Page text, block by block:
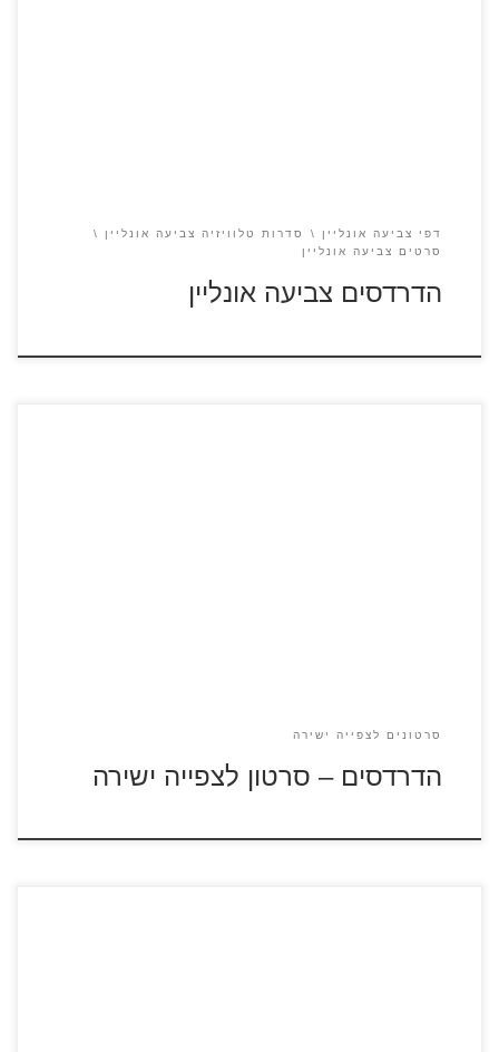
דפי צביעה אונליין
סדרות טלוויזיה צביעה אונליין
סרטים צביעה אונליין
הדרדסים צביעה אונליין
סרטונים לצפייה ישירה
הדרדסים – סרטון לצפייה ישירה